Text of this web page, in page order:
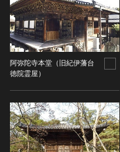
国指定文化財等データベース
阿弥陀寺本堂（旧紀伊藩台
徳院霊屋）
古墳 [日本]
飛鳥 [日本]
奈良 [日本]
鎌倉 [日本]
南北朝 [日本]
室町 [日本]
安土・桃山 [日本]
江戸 [日本]
建造物
宗教建築
城郭建築
住居建築
近世以前その他
絵画
日本画
油彩画
所在地（都道府県）
所在地（都道府県）を選択
所在地（市区町村）を選択
所蔵館